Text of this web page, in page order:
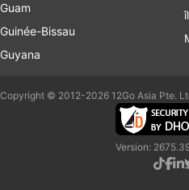
Guam
Guinée-Bissau
Guyana
Copyright © 2012-2026 12Go Asia Pte.
Version: